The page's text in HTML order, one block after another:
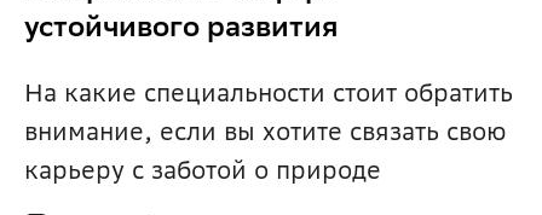
устойчивого развития
На какие специальности стоит обратить
внимание, если вы хотите связать свою
карьеру с заботой о природе